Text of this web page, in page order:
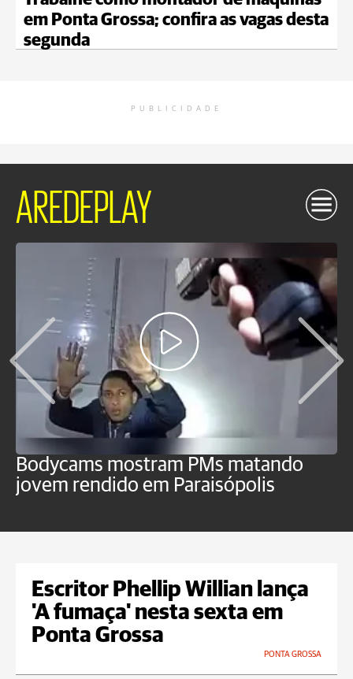
em Ponta Grossa; confira as vagas desta
segunda
PUBLICIDADE
AREDEPLAY
Bodycams mostram PMs matando
jovem rendido em Paraisópolis
Escritor Phellip Willian lança
'A fumaça' nesta sexta em
Ponta Grossa
PONTA GROSSA